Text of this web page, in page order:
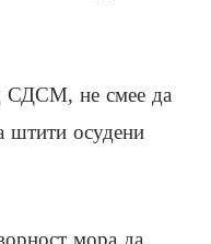
СДСМ, не смее да
штити осудени
мора да